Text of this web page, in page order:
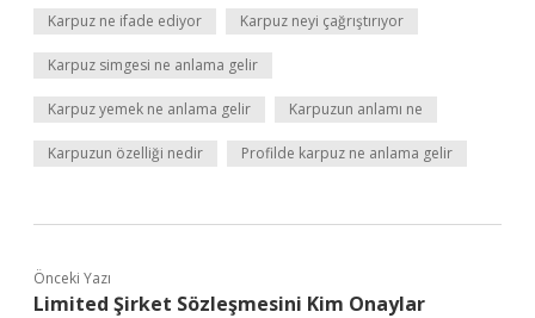
Karpuz ne ifade ediyor Karpuz neyi çağrıştırıyor
Karpuz simgesi ne anlama gelir
Karpuz yemek ne anlama gelir Karpuzun anlamı ne
Karpuzun özelliği nedir Profilde karpuz ne anlama gelir
Önceki Yazı
Limited Şirket Sözleşmesini Kim Onaylar